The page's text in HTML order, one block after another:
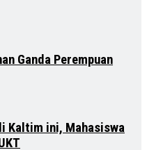
Ganda Perempuan
Kaltim ini, Mahasiswa